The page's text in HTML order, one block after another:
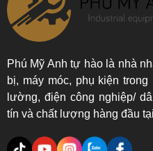
Phú Mỹ Anh tự hào là nhà
bị, máy móc, phụ kiện
lường, điện công nghiệp/
tín và chất lượng hàng đầu